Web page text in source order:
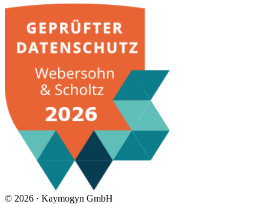
© 2026 · Kaymogyn GmbH